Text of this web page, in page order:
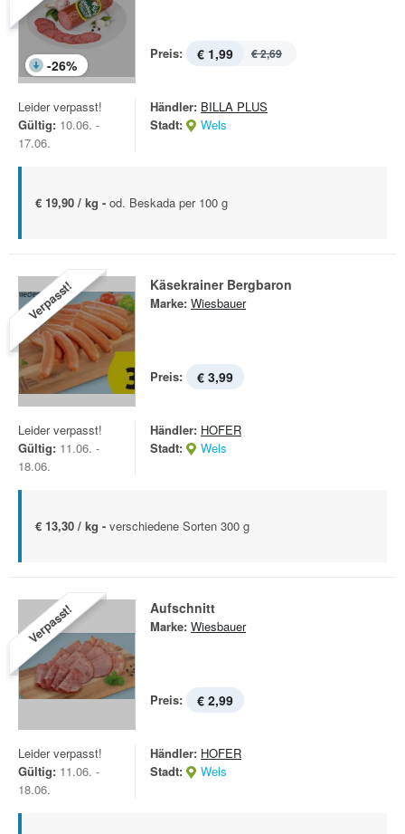
-26%
Preis: € 1,99 € 2,69
Leider verpasst!
Gültig: 10.06. -
17.06.
Händler: BILLA PLUS
Stadt:
Wels
€ 19,90 / kg - od. Beskada per 100 g
Verpasst! Käsekrainer Bergbaron
Marke: Wiesbauer
Preis: € 3,99
Leider verpasst!
Gültig: 11.06. -
18.06.
Händler: HOFER
Stadt:
Wels
€ 13,30 / kg - verschiedene Sorten 300 g
Verpasst! Aufschnitt
Marke: Wiesbauer
Preis: € 2,99
Leider verpasst!
Gültig: 11.06. -
18.06.
Händler: HOFER
Stadt:
Wels